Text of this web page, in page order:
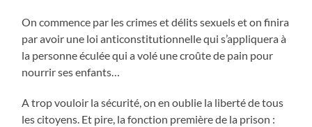
On commence par les crimes et délits sexuels et on finira
par avoir une loi anticonstitutionnelle qui s’appliquera à
la personne éculée qui a volé une croûte de pain pour
nourrir ses enfants…
A trop vouloir la sécurité, on en oublie la liberté de tous
les citoyens. Et pire, la fonction première de la prison :